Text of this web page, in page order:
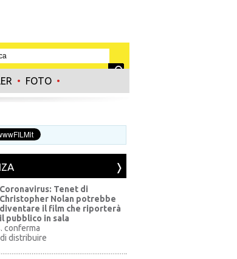
• FOTO •
Coronavirus: Tenet di
Christopher Nolan potrebbe
diventare il film che riporterà
il pubblico in sala
conferma
distribuire